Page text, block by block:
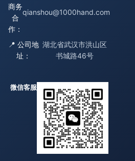
商务
合
作：
qianshou@1000hand.com
📍 公司地
址：
湖北省武汉市洪山区
书城路46号
微信客服